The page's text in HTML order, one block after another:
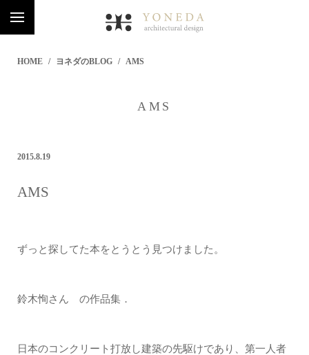
HOME ヨネダのBLOG AMS
AMS
2015.8.19
AMS
ずっと探してた本をとうとう見つけました。
鈴木恂さん の作品集．
日本のコンクリート打放し建築の先駆けであり、第一人者